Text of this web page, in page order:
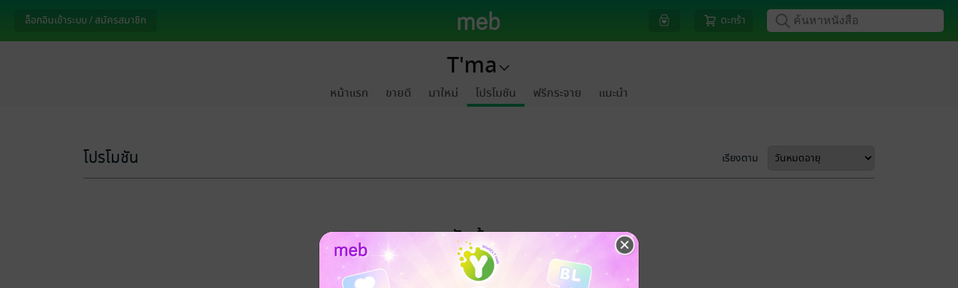
ล็อกอินเข้าระบบ / สมัครสมาชิก ตะกร้า
T'ma
หน้าแรก ขายดี มาใหม่ โปรโมชัน ฟรีกระจาย แนะนำ
โปรโมชัน เรียงตาม
ขออภัยด้วยนะคะ
ไม่พบข้อมูลในหัวข้อที่คุณกำลังชมค่ะ